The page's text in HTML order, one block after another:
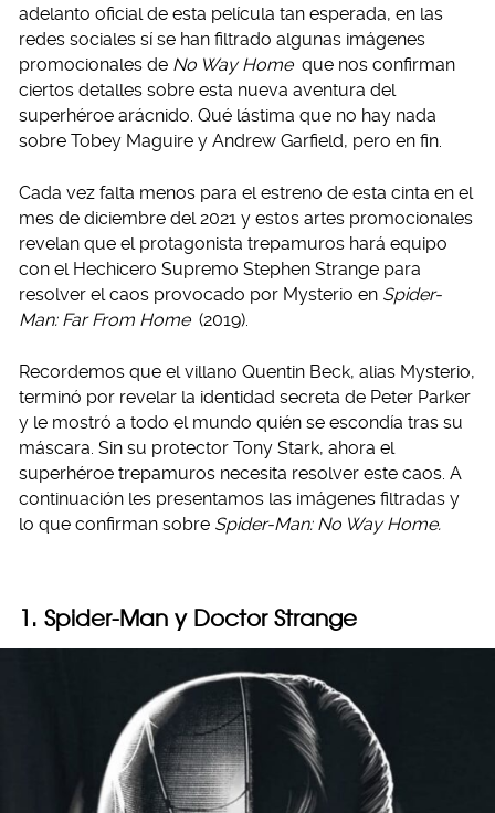
adelanto oficial de esta película tan esperada, en las
redes sociales sí se han filtrado algunas imágenes
promocionales de No Way Home que nos confirman
ciertos detalles sobre esta nueva aventura del
superhéroe arácnido. Qué lástima que no hay nada
sobre Tobey Maguire y Andrew Garfield, pero en fin.
Cada vez falta menos para el estreno de esta cinta en el
mes de diciembre del 2021 y estos artes promocionales
revelan que el protagonista trepamuros hará equipo
con el Hechicero Supremo Stephen Strange para
resolver el caos provocado por Mysterio en Spider-
Man: Far From Home (2019).
Recordemos que el villano Quentin Beck, alias Mysterio,
terminó por revelar la identidad secreta de Peter Parker
y le mostró a todo el mundo quién se escondía tras su
máscara. Sin su protector Tony Stark, ahora el
superhéroe trepamuros necesita resolver este caos. A
continuación les presentamos las imágenes filtradas y
lo que confirman sobre Spider-Man: No Way Home.
1. Spider-Man y Doctor Strange